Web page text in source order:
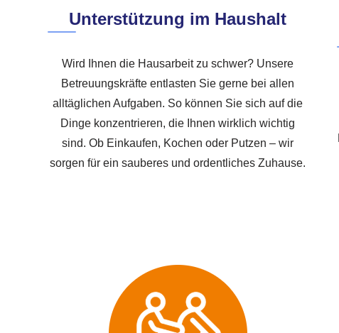
Unterstützung im Haushalt
Wird Ihnen die Hausarbeit zu schwer? Unsere
Betreuungskräfte entlasten Sie gerne bei allen
alltäglichen Aufgaben. So können Sie sich auf die
Dinge konzentrieren, die Ihnen wirklich wichtig
sind. Ob Einkaufen, Kochen oder Putzen – wir
sorgen für ein sauberes und ordentliches Zuhause.